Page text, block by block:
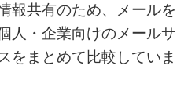
報共有のため、メールを
人・企業向けのメールサ
をまとめて比較していま